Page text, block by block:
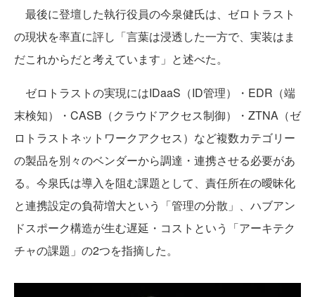
最後に登壇した執行役員の今泉健氏は、ゼロトラスト
の現状を率直に評し「言葉は浸透した一方で、実装はま
だこれからだと考えています」と述べた。
ゼロトラストの実現にはIDaaS（ID管理）・EDR（端
末検知）・CASB（クラウドアクセス制御）・ZTNA（ゼ
ロトラストネットワークアクセス）など複数カテゴリー
の製品を別々のベンダーから調達・連携させる必要があ
る。今泉氏は導入を阻む課題として、責任所在の曖昧化
と連携設定の負荷増大という「管理の分散」、ハブアン
ドスポーク構造が生む遅延・コストという「アーキテク
チャの課題」の2つを指摘した。